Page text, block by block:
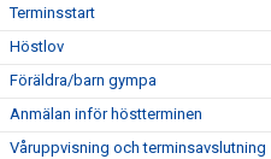
Terminsstart
Höstlov
Föräldra/barn gympa
Anmälan inför höstterminen
Våruppvisning och terminsavslutning